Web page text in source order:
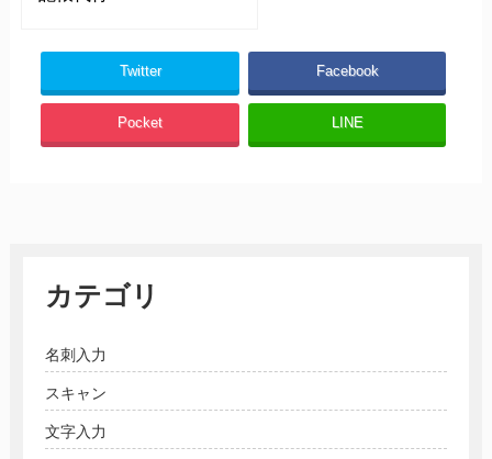
Twitter Facebook
Pocket LINE
カテゴリ
名刺入力
スキャン
文字入力